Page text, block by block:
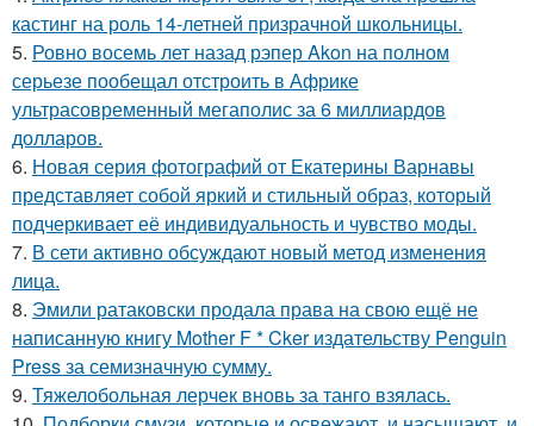
кастинг на роль 14-летней призрачной школьницы.
5. Ровно восемь лет назад рэпер Akon на полном
серьезе пообещал отстроить в Африке
ультрасовременный мегаполис за 6 миллиардов
долларов.
6. Новая серия фотографий от Екатерины Варнавы
представляет собой яркий и стильный образ, который
подчеркивает её индивидуальность и чувство моды.
7. В сети активно обсуждают новый метод изменения
лица.
8. Эмили ратаковски продала права на свою ещё не
написанную книгу Mother F * Cker издательству Penguin
Press за семизначную сумму.
9. Тяжелобольная лерчек вновь за танго взялась.